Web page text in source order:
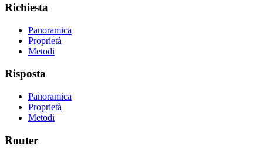
Richiesta
Panoramica
Proprietà
Metodi
Risposta
Panoramica
Proprietà
Metodi
Router